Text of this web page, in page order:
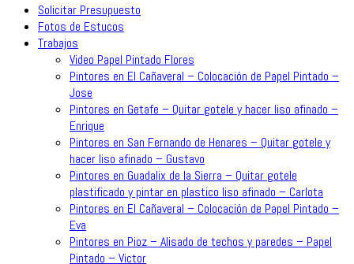
Solicitar Presupuesto
Fotos de Estucos
Trabajos
Video Papel Pintado Flores
Pintores en El Cañaveral – Colocación de Papel Pintado –
Jose
Pintores en Getafe – Quitar gotele y hacer liso afinado –
Enrique
Pintores en San Fernando de Henares – Quitar gotele y
hacer liso afinado – Gustavo
Pintores en Guadalix de la Sierra – Quitar gotele
plastificado y pintar en plastico liso afinado – Carlota
Pintores en El Cañaveral – Colocación de Papel Pintado –
Eva
Pintores en Pioz – Alisado de techos y paredes – Papel
Pintado – Victor